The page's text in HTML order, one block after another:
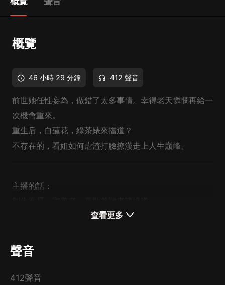
概覽
46 小時 29 分鐘 412 聲音
前世她任性妄為，做錯了太多事情。幸得老天憐憫再給一
次機會重來。
重生后，白蓮花，綠茶婊來擋道？
不存在的，看姐如何虐渣打臉撩漢走上人生巔峰。
主播的話：
聽書本來就是聽個樂子，我們做書也是需要時間精力的。
不求人人理解人人都五星好評，
多謝！！！
查看更多
聲音
412聲音